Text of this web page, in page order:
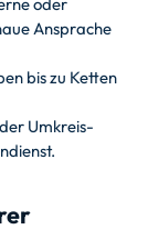
Ansprache
bis zu Ketten
Umkreis-